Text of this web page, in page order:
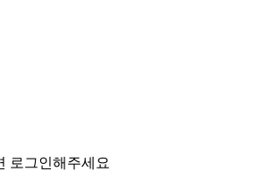
로그인해주세요